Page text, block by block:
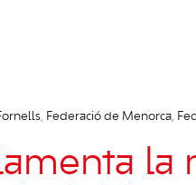
, Federació de Menorca,
la